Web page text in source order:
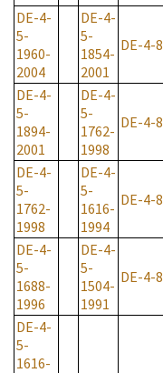
DE-4-
5-
1960-
2004
DE-4-
5-
1854-
2001
DE-4-8
DE-4-
5-
1894-
2001
DE-4-
5-
1762-
1998
DE-4-8
DE-4-
5-
1762-
1998
DE-4-
5-
1616-
1994
DE-4-8
DE-4-
5-
1688-
1996
DE-4-
5-
1504-
1991
DE-4-8
DE-4-
5-
1616-